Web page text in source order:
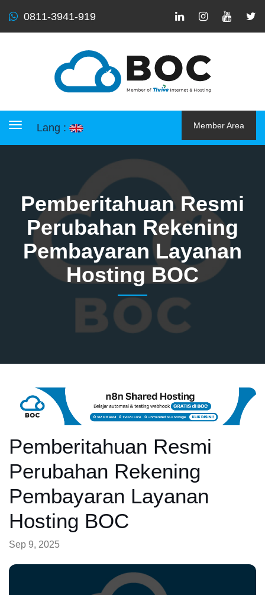
0811-3941-919
Toggle navigation
Lang : Member Area
Pemberitahuan Resmi
Perubahan Rekening
Pembayaran Layanan
Hosting BOC
Pemberitahuan Resmi
Perubahan Rekening
Pembayaran Layanan
Hosting BOC
Sep 9, 2025